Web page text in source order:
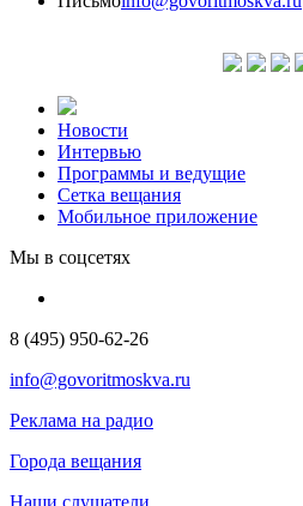
Новости
Интервью
Программы и ведущие
Сетка вещания
Мобильное приложение
Мы в соцсетях
8 (495) 950-62-26
info@govoritmoskva.ru
Реклама на радио
Города вещания
Наши слушатели